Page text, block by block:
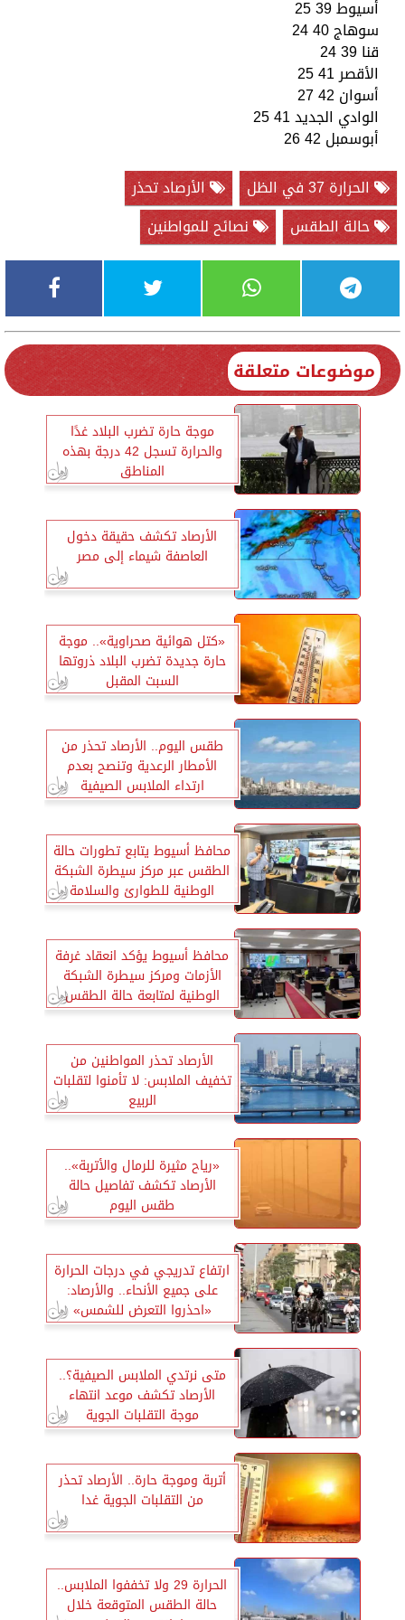
أسيوط 39 25
سوهاج 40 24
قنا 39 24
الأقصر 41 25
أسوان 42 27
الوادي الجديد 41 25
أبوسمبل 42 26
الحرارة 37 في الظل
الأرصاد تحذر
حالة الطقس
نصائح للمواطنين
موضوعات متعلقة
موجة حارة تضرب البلاد غدًا
والحرارة تسجل 42 درجة بهذه
المناطق
الأرصاد تكشف حقيقة دخول
العاصفة شيماء إلى مصر
«كتل هوائية صحراوية».. موجة
حارة جديدة تضرب البلاد ذروتها
السبت المقبل
طقس اليوم.. الأرصاد تحذر من
الأمطار الرعدية وتنصح بعدم
ارتداء الملابس الصيفية
محافظ أسيوط يتابع تطورات حالة
الطقس عبر مركز سيطرة الشبكة
الوطنية للطوارئ والسلامة
العامة
محافظ أسيوط يؤكد انعقاد غرفة
الأزمات ومركز سيطرة الشبكة
الوطنية لمتابعة حالة الطقس
والتعامل مع البلاغات على مدار
الأرصاد تحذر المواطنين من
تخفيف الملابس: لا تأمنوا لتقلبات
الربيع
«رياح مثيرة للرمال والأتربة»..
الأرصاد تكشف تفاصيل حالة
طقس اليوم
ارتفاع تدريجي في درجات الحرارة
على جميع الأنحاء.. والأرصاد:
«احذروا التعرض للشمس»
متى نرتدي الملابس الصيفية؟..
الأرصاد تكشف موعد انتهاء
موجة التقلبات الجوية
أتربة وموجة حارة.. الأرصاد تحذر
من التقلبات الجوية غدا
الحرارة 29 ولا تخففوا الملابس..
حالة الطقس المتوقعة خلال